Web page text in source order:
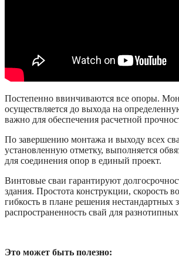
Постепенно ввинчиваются все опоры.
осуществляется до выхода на
важно для обеспечения расчетной
По завершению монтажа и выходу всех
установленную отметку, выполняется
для соединения опор в единый проект.
Винтовые сваи гарантируют
здания. Простота конструкции, скорость
гибкость в плане решения нестандартных
распространенность свай для
Это может быть полезно: